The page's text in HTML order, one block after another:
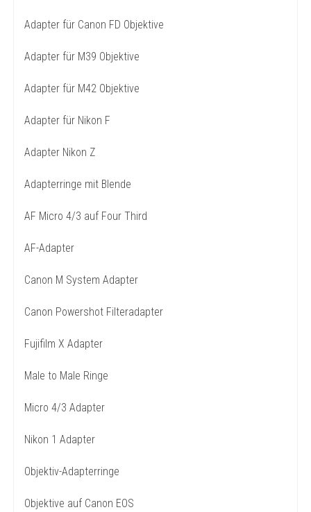
Adapter für Canon FD Objektive
Adapter für M39 Objektive
Adapter für M42 Objektive
Adapter für Nikon F
Adapter Nikon Z
Adapterringe mit Blende
AF Micro 4/3 auf Four Third
AF-Adapter
Canon M System Adapter
Canon Powershot Filteradapter
Fujifilm X Adapter
Male to Male Ringe
Micro 4/3 Adapter
Nikon 1 Adapter
Objektiv-Adapterringe
Objektive auf Canon EOS